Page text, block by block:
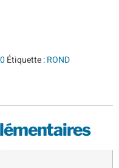
Étiquette :ROND